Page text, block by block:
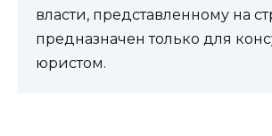
власти, представленному на
предназначен только для
юристом.